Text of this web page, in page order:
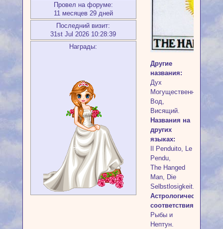
Провел на форуме:
11 месяцев 29 дней
Последний визит:
31st Jul 2026 10:28:39
Награды:
Другие
названия:
Дух
Могущественных
Вод,
Висящий.
Названия на
других
языках:
Il Penduito, Le
Pendu,
The Hanged
Man, Die
Selbstlosigkeit.
Астрологические
соответствия:
Рыбы и
Нептун.